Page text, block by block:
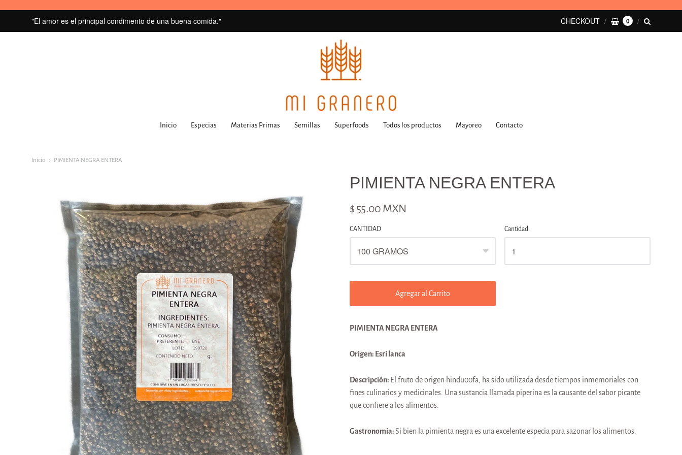
"El amor es el principal condimento de una buena comida." CHECKOUT 0
Menú
Inicio Especias Materias Primas Semillas Superfoods Todos los productos Mayoreo Contacto
Inicio PIMIENTA NEGRA ENTERA
PIMIENTA NEGRA ENTERA
$ 55.00 MXN
CANTIDAD Cantidad
Agregar al Carrito
PIMIENTA NEGRA ENTERA
Origen: Esri lanca
Descripción: El fruto de origen hindu00fa, ha sido utilizada desde tiempos inmemoriales con
fines culinarios y medicinales. Una sustancia llamada piperina es la causante del sabor picante
que confiere a los alimentos.
Gastronomia: Si bien la pimienta negra es una excelente especia para sazonar los alimentos.